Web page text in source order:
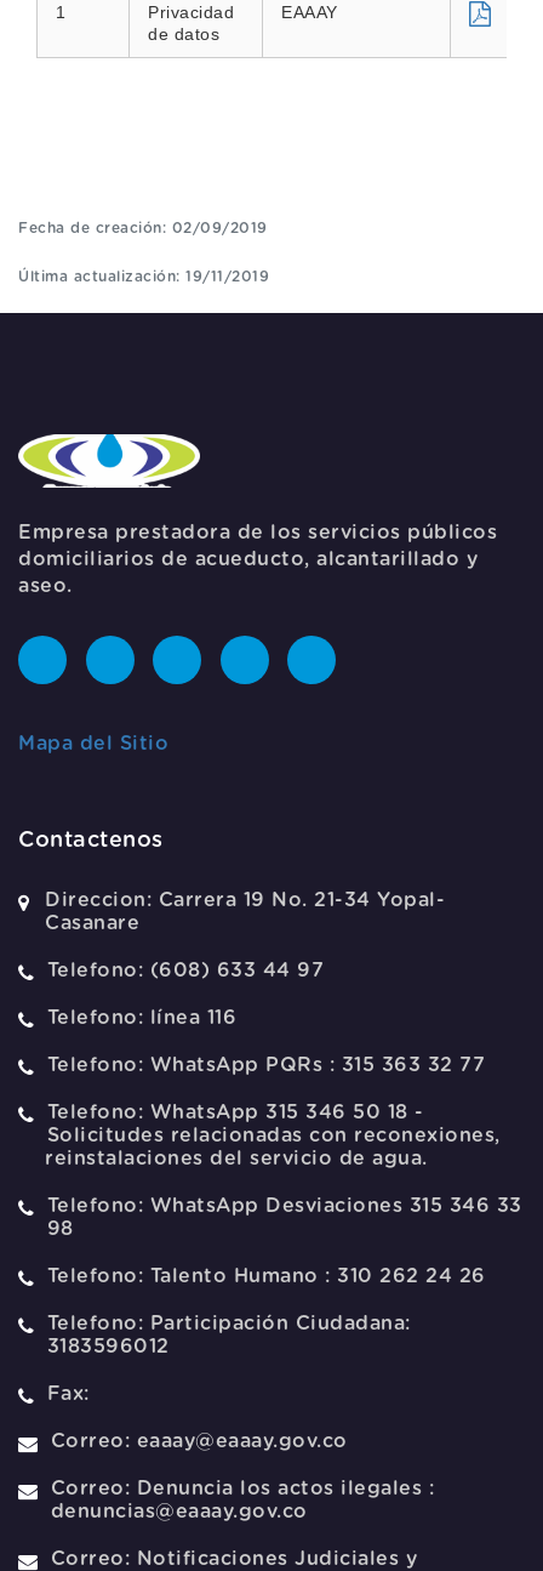
1
Privacidad
de datos
EAAAY
Fecha de creación: 02/09/2019
Última actualización: 19/11/2019
Empresa prestadora de los servicios públicos
domiciliarios de acueducto, alcantarillado y
aseo.
Mapa del Sitio
Contactenos
Direccion: Carrera 19 No. 21-34 Yopal-
Casanare
Telefono: (608) 633 44 97
Telefono: línea 116
Telefono: WhatsApp PQRs : 315 363 32 77
Telefono: WhatsApp 315 346 50 18 -
Solicitudes relacionadas con reconexiones,
reinstalaciones del servicio de agua.
Telefono: WhatsApp Desviaciones 315 346 33
98
Telefono: Talento Humano : 310 262 24 26
Telefono: Participación Ciudadana:
3183596012
Fax:
Correo: eaaay@eaaay.gov.co
Correo: Denuncia los actos ilegales :
denuncias@eaaay.gov.co
Correo: Notificaciones Judiciales y